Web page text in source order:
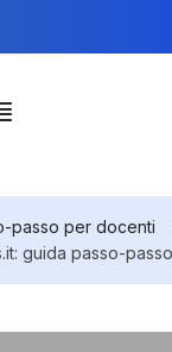
passo per docenti
guida passo-passo